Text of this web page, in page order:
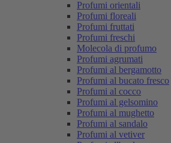
Profumi orientali
Profumi floreali
Profumi fruttati
Profumi freschi
Molecola di profumo
Profumi agrumati
Profumi al bergamotto
Profumi al bucato fresco
Profumi al cocco
Profumi al gelsomino
Profumi al mughetto
Profumi al sandalo
Profumi al vetiver